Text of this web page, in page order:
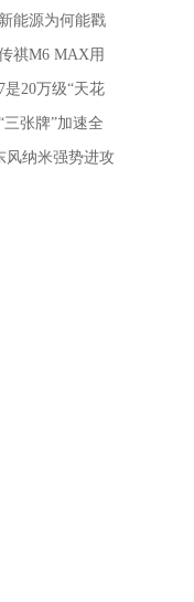
能源为何能戳
祺M6 MAX用
20万级“天花
张牌”加速全
风纳米强势进攻